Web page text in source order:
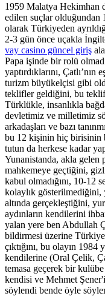
1959 Malatya Hekimhan
edilen suçlar olduğundan
olarak Türkiyeden
2-3 gün önce uçakla
vay casino güncel giriş
Papa işinde bir rolü
yaptırdıklarını,
turizm büyükelçisi gibi
teklifler geldiğini, bu
Türklükle, insanlıkla
devletimiz ve milletimiz
arkadaşları ve bazı
bu 12 kişinin hiç birisinin
tutun da herkese kadar
Yunanistanda, akla gelen
mahkemeye geçtiğini,
kabul olmadığını, 10-12
kolaylık gösterilmediğini,
altında gerçekleştiğini,
aydınların kendilerini
yalan yere ben Abdullah
bildirmesi üzerine
çıktığını, bu olayın
kendilerine (Oral Çelik,
temasa geçerek bir
kendisi ve Mehmet
söylendi bende öyle